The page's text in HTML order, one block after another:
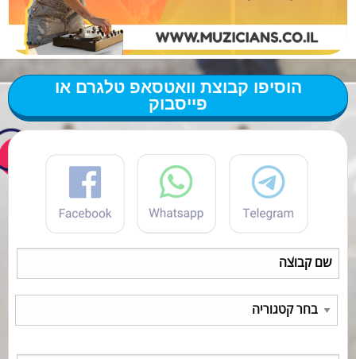
הוסיפו קבוצת וואטסאפ טלגרם או
פייסבוק